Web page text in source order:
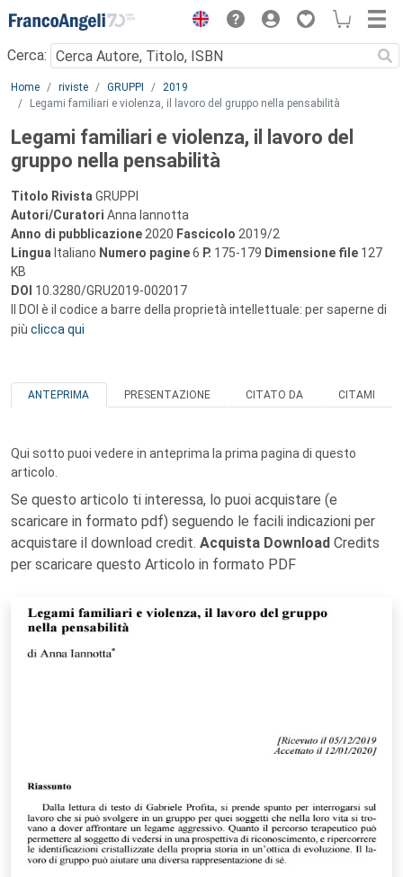
Menu
Cerca:
Main content
Home riviste GRUPPI
2019
Legami familiari e violenza, il lavoro del gruppo nella pensabilità
Legami familiari e violenza, il lavoro del
gruppo nella pensabilità
Titolo Rivista GRUPPI
Autori/Curatori Anna Iannotta
Anno di pubblicazione 2020 Fascicolo 2019/2
Lingua Italiano Numero pagine6 P. 175-179 Dimensione file 127
KB
DOI 10.3280/GRU2019-002017
Il DOI è il codice a barre della proprietà intellettuale: per saperne di
più clicca qui
ANTEPRIMA PRESENTAZIONE CITATO DA CITAMI
Qui sotto puoi vedere in anteprima la prima pagina di questo
articolo.
Se questo articolo ti interessa, lo puoi acquistare (e
scaricare in formato pdf) seguendo le facili indicazioni per
acquistare il download credit. Acquista Download Credits
per scaricare questo Articolo in formato PDF